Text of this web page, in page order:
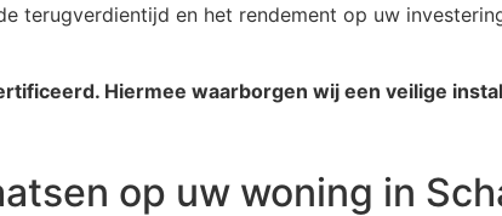
terugverdientijd en het rendement op uw
Hiermee waarborgen wij een veilige
op uw woning in